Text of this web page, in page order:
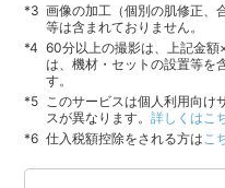
画像の加工（個別の肌修正、
等は含まれておりません。
60分以上の撮影は、上記金
は、機材・セットの設置等を
す。
このサービスは個人利用向け
スが異なります。詳しくはこ
仕入税額控除をされる方はこ